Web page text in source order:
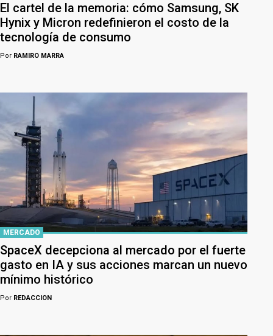
El cartel de la memoria: cómo Samsung, SK
Hynix y Micron redefinieron el costo de la
tecnología de consumo
Por RAMIRO MARRA
MERCADO
SpaceX decepciona al mercado por el fuerte
gasto en IA y sus acciones marcan un nuevo
mínimo histórico
Por REDACCION